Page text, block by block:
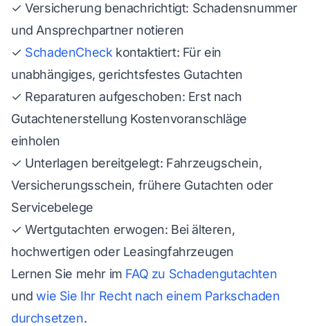
✓ Versicherung benachrichtigt: Schadensnummer
und Ansprechpartner notieren
✓ SchadenCheck kontaktiert: Für ein
unabhängiges, gerichtsfestes Gutachten
✓ Reparaturen aufgeschoben: Erst nach
Gutachtenerstellung Kostenvoranschläge
einholen
✓ Unterlagen bereitgelegt: Fahrzeugschein,
Versicherungsschein, frühere Gutachten oder
Servicebelege
✓ Wertgutachten erwogen: Bei älteren,
hochwertigen oder Leasingfahrzeugen
Lernen Sie mehr im FAQ zu Schadengutachten
undwie Sie Ihr Recht nach einem Parkschaden
durchsetzen.